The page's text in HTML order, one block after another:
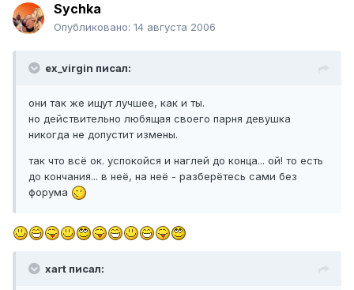
Sychka
Опубликовано: 14 августа 2006
ex_virgin писал:
они так же ищут лучшее, как и ты.
но действительно любящая своего парня девушка
никогда не допустит измены.
так что всё ок. успокойся и наглей до конца... ой! то есть
до кончания... в неё, на неё - разберётесь сами без
форума
xart писал: